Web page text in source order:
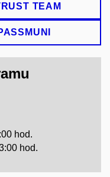
TEAM
hod.
hod.